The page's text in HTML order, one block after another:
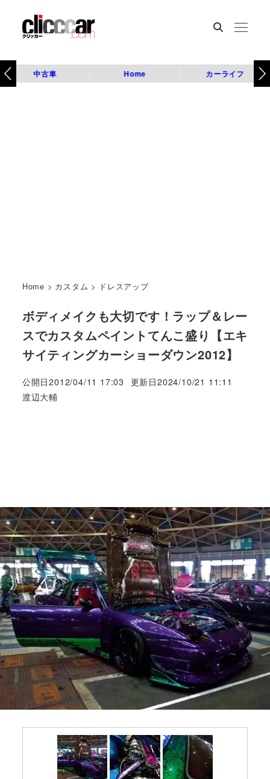
中古車 Home カーライフ
Home > カスタム > ドレスアップ
ボディメイクも大切です！ラップ＆レー
スでカスタムペイントてんこ盛り【エキ
サイティングカーショーダウン2012】
公開日2012/04/11 17:03 更新日2024/10/21 11:11
著
渡辺大輔